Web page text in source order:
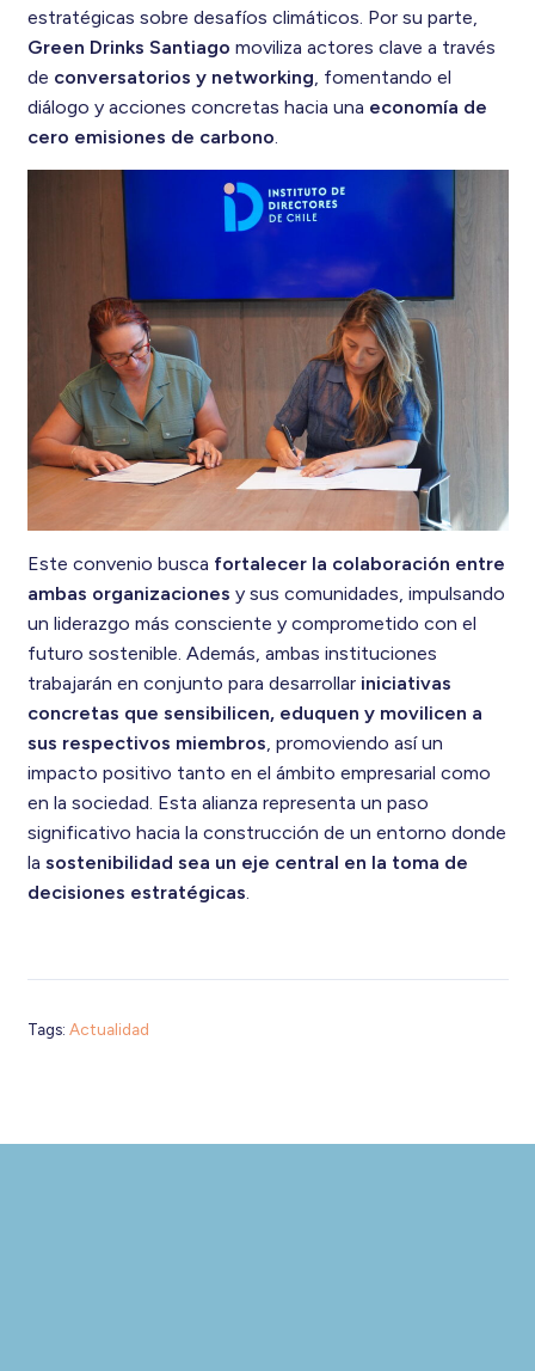
estratégicas sobre desafíos climáticos. Por su parte,
Green Drinks Santiago moviliza actores clave a través
de conversatorios y networking, fomentando el
diálogo y acciones concretas hacia una economía de
cero emisiones de carbono.
Este convenio busca fortalecer la colaboración entre
ambas organizaciones y sus comunidades, impulsando
un liderazgo más consciente y comprometido con el
futuro sostenible. Además, ambas instituciones
trabajarán en conjunto para desarrollar iniciativas
concretas que sensibilicen, eduquen y movilicen a
sus respectivos miembros, promoviendo así un
impacto positivo tanto en el ámbito empresarial como
en la sociedad. Esta alianza representa un paso
significativo hacia la construcción de un entorno donde
la sostenibilidad sea un eje central en la toma de
decisiones estratégicas.
Tags: Actualidad